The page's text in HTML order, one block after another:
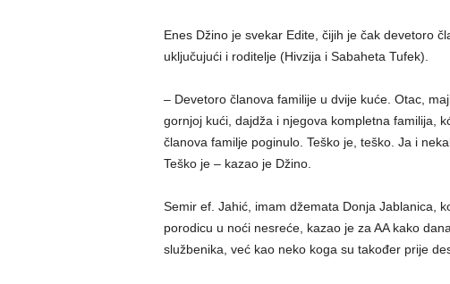
Enes Džino je svekar Edite, čijih je čak devetoro
uključujući i roditelje (Hivzija i Sabaheta Tufek).
– Devetoro članova familije u dvije kuće. Otac,
gornjoj kući, dajdža i njegova kompletna familija,
članova familje poginulo. Teško je, teško. Ja i
Teško je – kazao je Džino.
Semir ef. Jahić, imam džemata Donja Jablanica,
porodicu u noći nesreće, kazao je za AA kako
službenika, već kao neko koga su također prije